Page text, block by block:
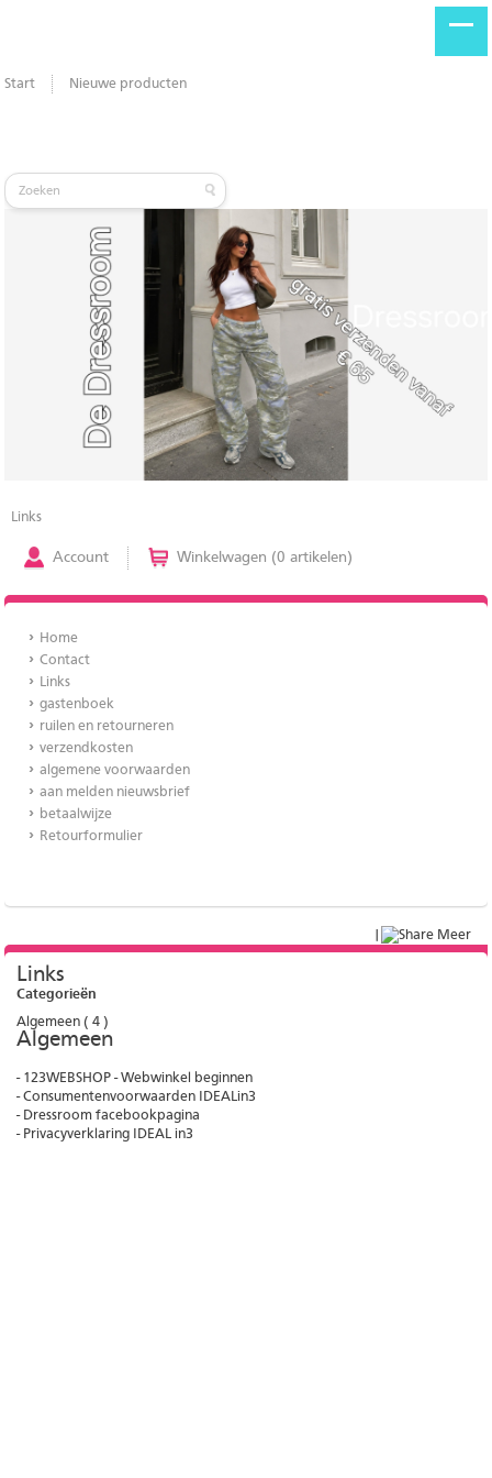
Start Nieuwe producten
Links
Account Winkelwagen (0 artikelen)
Home
Contact
Links
gastenboek
ruilen en retourneren
verzendkosten
algemene voorwaarden
aan melden nieuwsbrief
betaalwijze
Retourformulier
Meer
Links
Categorieën
Algemeen ( 4 )
Algemeen
- 123WEBSHOP - Webwinkel beginnen
-Consumentenvoorwaarden IDEALin3
- Dressroom facebookpagina
- Privacyverklaring IDEAL in3